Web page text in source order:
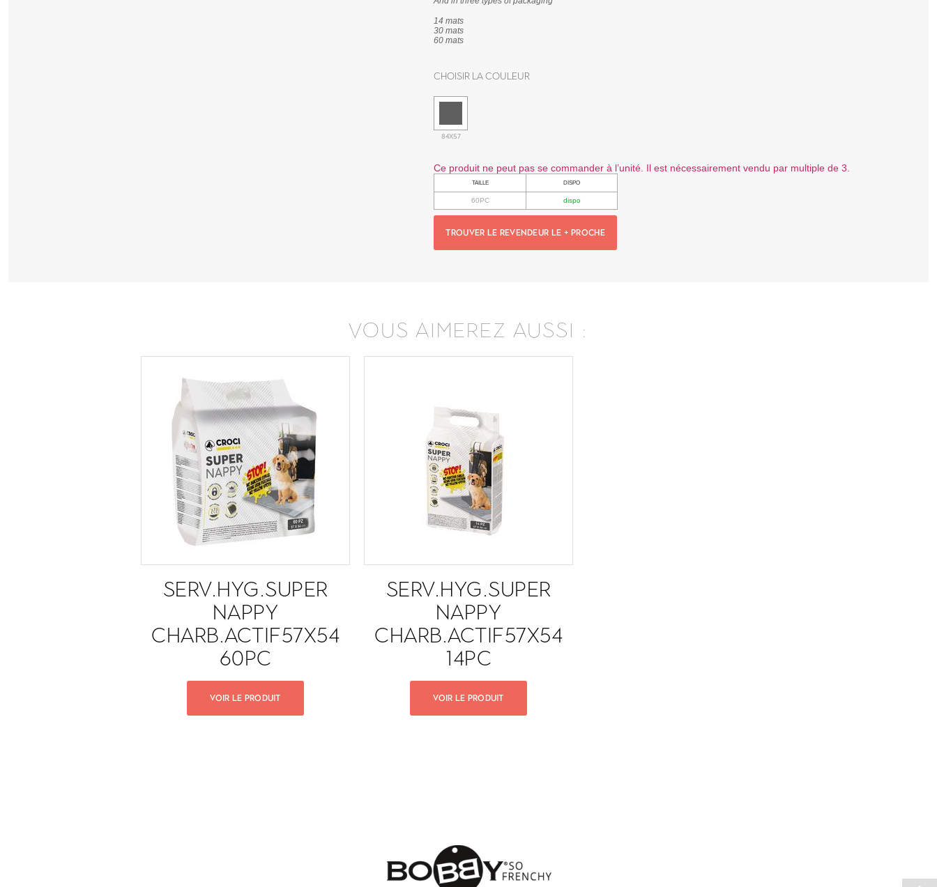
14 mats
30 mats
60 mats
Choisir la couleur
84X57
Ce produit ne peut pas se commander à l’unité. Il est nécessairement vendu par multiple de 3.
TAILLE DISPO
60PC dispo
TROUVER LE REVENDEUR LE + PROCHE
VOUS AIMEREZ AUSSI :
SERV.HYG.SUPER
NAPPY
CHARB.ACTIF57X54
60PC
VOIR LE PRODUIT
SERV.HYG.SUPER
NAPPY
CHARB.ACTIF57X54
14PC
VOIR LE PRODUIT